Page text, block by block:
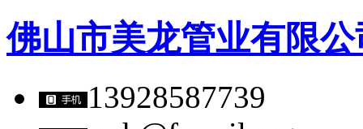
佛山市美龙管业有限公
13928587739